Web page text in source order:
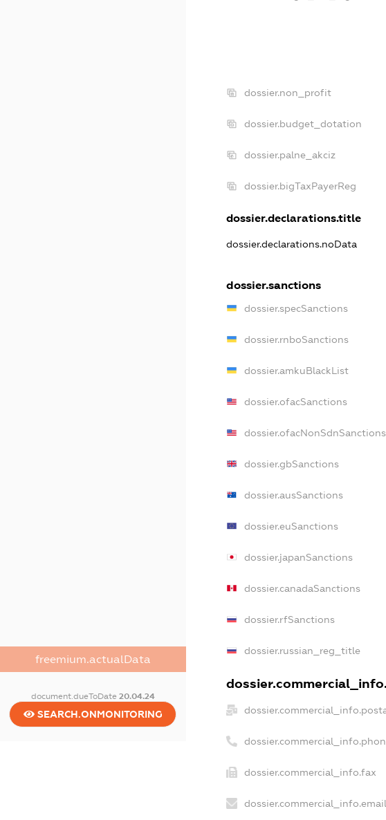
freemium.actualData
document.dueToDate 20.04.24
SEARCH.ONMONITORING
dossier.non_profit
dossier.budget_dotation
dossier.palne_akciz
dossier.bigTaxPayerReg
dossier.declarations.title
dossier.declarations.noData
dossier.sanctions
dossier.specSanctions
dossier.rnboSanctions
dossier.amkuBlackList
dossier.ofacSanctions
dossier.ofacNonSdnSanctions
dossier.gbSanctions
dossier.ausSanctions
dossier.euSanctions
dossier.japanSanctions
dossier.canadaSanctions
dossier.rfSanctions
dossier.russian_reg_title
dossier.commercial_info.fax
dossier.commercial_info.email